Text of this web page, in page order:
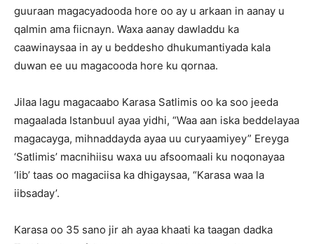
guuraan magacyadooda hore oo ay u arkaan in aanay u
qalmin ama fiicnayn. Waxa aanay dawladdu ka
caawinaysaa in ay u beddesho dhukumantiyada kala
duwan ee uu magacooda hore ku qornaa.
Jilaa lagu magacaabo Karasa Satlimis oo ka soo jeeda
magaalada Istanbuul ayaa yidhi, “Waa aan iska beddelayaa
magacayga, mihnaddayda ayaa uu curyaamiyey” Ereyga
‘Satlimis’ macnihiisu waxa uu afsoomaali ku noqonayaa
‘Iib’ taas oo magaciisa ka dhigaysaa, “Karasa waa la
iibsaday’.
Karasa oo 35 sano jir ah ayaa khaati ka taagan dadka